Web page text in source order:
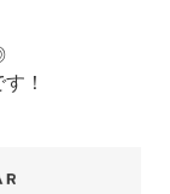
！